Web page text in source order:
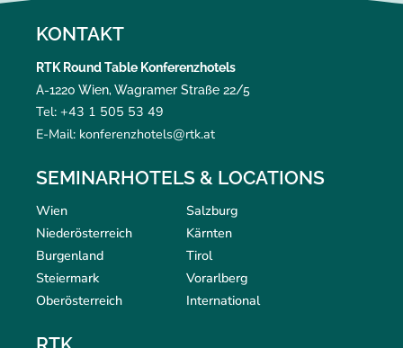
KONTAKT
RTK Round Table Konferenzhotels
A-1220 Wien, Wagramer Straße 22/5
Tel: +43 1 505 53 49
E-Mail: konferenzhotels@rtk.at
SEMINARHOTELS & LOCATIONS
Wien
Niederösterreich
Burgenland
Steiermark
Oberösterreich
Salzburg
Kärnten
Tirol
Vorarlberg
International